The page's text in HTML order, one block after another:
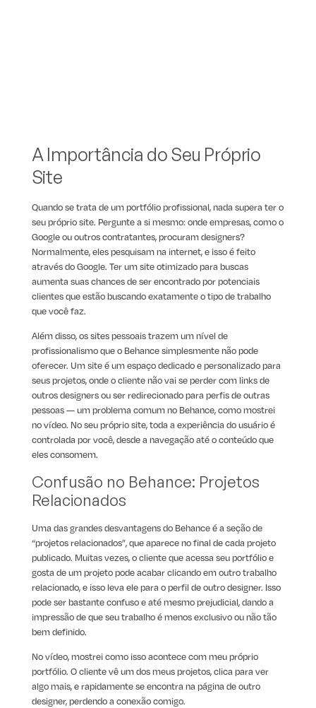
A Importância do Seu Próprio
Site
Quando se trata de um portfólio profissional, nada supera ter o
seu próprio site. Pergunte a si mesmo: onde empresas, como o
Google ou outros contratantes, procuram designers?
Normalmente, eles pesquisam na internet, e isso é feito
através do Google. Ter um site otimizado para buscas
aumenta suas chances de ser encontrado por potenciais
clientes que estão buscando exatamente o tipo de trabalho
que você faz.
Além disso, os sites pessoais trazem um nível de
profissionalismo que o Behance simplesmente não pode
oferecer. Um site é um espaço dedicado e personalizado para
seus projetos, onde o cliente não vai se perder com links de
outros designers ou ser redirecionado para perfis de outras
pessoas — um problema comum no Behance, como mostrei
no vídeo. No seu próprio site, toda a experiência do usuário é
controlada por você, desde a navegação até o conteúdo que
eles consomem.
Confusão no Behance: Projetos
Relacionados
Uma das grandes desvantagens do Behance é a seção de
“projetos relacionados”, que aparece no final de cada projeto
publicado. Muitas vezes, o cliente que acessa seu portfólio e
gosta de um projeto pode acabar clicando em outro trabalho
relacionado, e isso leva ele para o perfil de outro designer. Isso
pode ser bastante confuso e até mesmo prejudicial, dando a
impressão de que seu trabalho é menos exclusivo ou não tão
bem definido.
No vídeo, mostrei como isso acontece com meu próprio
portfólio. O cliente vê um dos meus projetos, clica para ver
algo mais, e rapidamente se encontra na página de outro
designer, perdendo a conexão comigo.